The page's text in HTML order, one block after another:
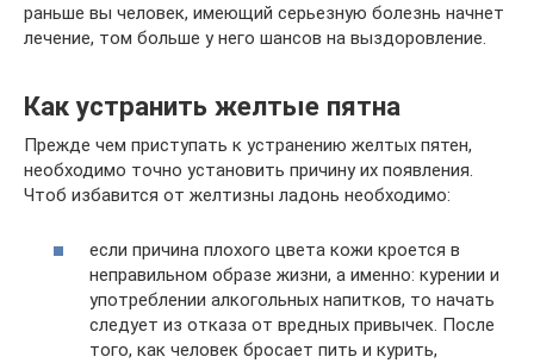
раньше вы человек, имеющий серьезную болезнь начнет
лечение, том больше у него шансов на выздоровление.
Как устранить желтые пятна
Прежде чем приступать к устранению желтых пятен,
необходимо точно установить причину их появления.
Чтоб избавится от желтизны ладонь необходимо:
если причина плохого цвета кожи кроется в
неправильном образе жизни, а именно: курении и
употреблении алкогольных напитков, то начать
следует из отказа от вредных привычек. После
того, как человек бросает пить и курить,